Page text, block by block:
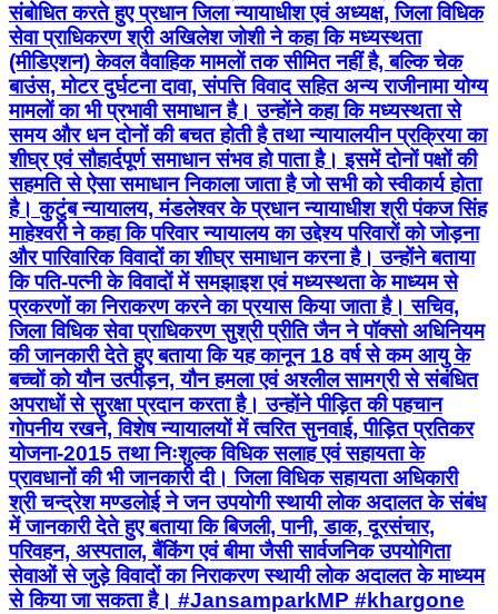
संबोधित करते हुए प्रधान जिला न्यायाधीश एवं अध्यक्ष, जिला विधिक
सेवा प्राधिकरण श्री अखिलेश जोशी ने कहा कि मध्यस्थता
(मीडिएशन) केवल वैवाहिक मामलों तक सीमित नहीं है, बल्कि चेक
बाउंस, मोटर दुर्घटना दावा, संपत्ति विवाद सहित अन्य राजीनामा योग्य
मामलों का भी प्रभावी समाधान है। उन्होंने कहा कि मध्यस्थता से
समय और धन दोनों की बचत होती है तथा न्यायालयीन प्रक्रिया का
शीघ्र एवं सौहार्दपूर्ण समाधान संभव हो पाता है। इसमें दोनों पक्षों की
सहमति से ऐसा समाधान निकाला जाता है जो सभी को स्वीकार्य होता
है। कुटुंब न्यायालय, मंडलेश्वर के प्रधान न्यायाधीश श्री पंकज सिंह
माहेश्वरी ने कहा कि परिवार न्यायालय का उद्देश्य परिवारों को जोड़ना
और पारिवारिक विवादों का शीघ्र समाधान करना है। उन्होंने बताया
कि पति-पत्नी के विवादों में समझाइश एवं मध्यस्थता के माध्यम से
प्रकरणों का निराकरण करने का प्रयास किया जाता है। सचिव,
जिला विधिक सेवा प्राधिकरण सुश्री प्रीति जैन ने पॉक्सो अधिनियम
की जानकारी देते हुए बताया कि यह कानून 18 वर्ष से कम आयु के
बच्चों को यौन उत्पीड़न, यौन हमला एवं अश्लील सामग्री से संबंधित
अपराधों से सुरक्षा प्रदान करता है। उन्होंने पीड़ित की पहचान
गोपनीय रखने, विशेष न्यायालयों में त्वरित सुनवाई, पीड़ित प्रतिकर
योजना-2015 तथा निःशुल्क विधिक सलाह एवं सहायता के
प्रावधानों की भी जानकारी दी। जिला विधिक सहायता अधिकारी
श्री चन्द्रेश मण्डलोई ने जन उपयोगी स्थायी लोक अदालत के संबंध
में जानकारी देते हुए बताया कि बिजली, पानी, डाक, दूरसंचार,
परिवहन, अस्पताल, बैंकिंग एवं बीमा जैसी सार्वजनिक उपयोगिता
सेवाओं से जुड़े विवादों का निराकरण स्थायी लोक अदालत के माध्यम
से किया जा सकता है। #JansamparkMP #khargone